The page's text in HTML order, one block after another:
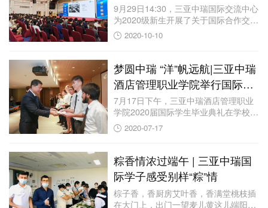
9月29日14:30，三亚中瑞国际交流中心
为2020级新生开展了关于国际合作交
流...2020-10-10
梦圆中瑞 “洋”帆远航|三亚中瑞
酒店管理职业学院举行国际学
生毕业典礼
7月17日下午，三亚中瑞酒店管理职业
学院2020届国际学生毕业典礼在学校小
礼堂隆...
2020-07-17
粽香情浓过端午 | 三亚中瑞国
际学子感受别样“粽”情
棕子香，香厨房艾叶香，香满堂桃枝插
在大门上，出门一望麦儿黄这儿端阳，